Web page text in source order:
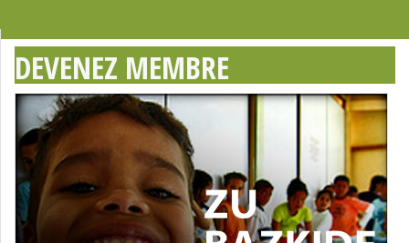
DEVENEZ MEMBRE